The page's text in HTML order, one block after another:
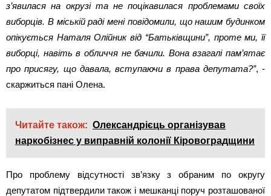
з’явилася на окрузі та не поцікавилася проблемами своїх
виборців. В міській раді мені повідомили, що нашим будинком
опікується Наталя Олійник від “Батьківщини”, проте ми, її
виборці, навіть в обличчя не бачили. Вона взагалі пам’ятає
про присягу, що давала, вступаючи в права депутата?”, -
скаржиться пані Олена.
Читайте також: Олександрієць організував
наркобізнес у виправній колонії Кіровоградщини
Про проблему відсутності зв’язку з обраним по округу
депутатом підтвердили також і мешканці поруч розташованої